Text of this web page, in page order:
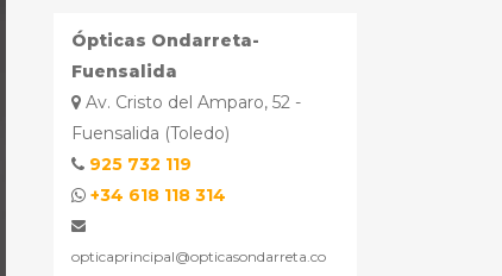
Ópticas Ondarreta-
Fuensalida
Av. Cristo del Amparo, 52 -
Fuensalida (Toledo)
925 732 119
+34 618 118 314
opticaprincipal@opticasondarreta.co